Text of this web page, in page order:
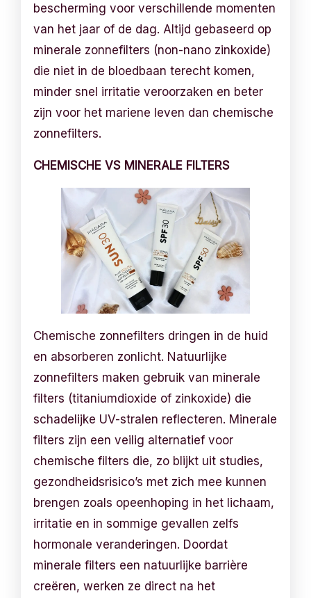
bescherming voor verschillende momenten
van het jaar of de dag. Altijd gebaseerd op
minerale zonnefilters (non-nano zinkoxide)
die niet in de bloedbaan terecht komen,
minder snel irritatie veroorzaken en beter
zijn voor het mariene leven dan chemische
zonnefilters.
CHEMISCHE VS MINERALE FILTERS
Chemische zonnefilters dringen in de huid
en absorberen zonlicht. Natuurlijke
zonnefilters maken gebruik van minerale
filters (titaniumdioxide of zinkoxide) die
schadelijke UV-stralen reflecteren. Minerale
filters zijn een veilig alternatief voor
chemische filters die, zo blijkt uit studies,
gezondheidsrisico’s met zich mee kunnen
brengen zoals opeenhoping in het lichaam,
irritatie en in sommige gevallen zelfs
hormonale veranderingen. Doordat
minerale filters een natuurlijke barrière
creëren, werken ze direct na het